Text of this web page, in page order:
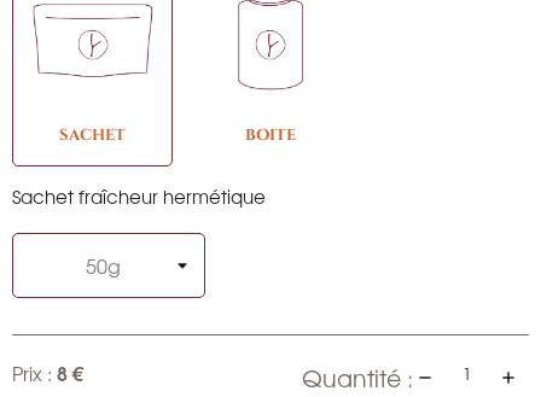
SACHET BOITE
Sachet fraîcheur hermétique
Prix : 8 € Quantité :